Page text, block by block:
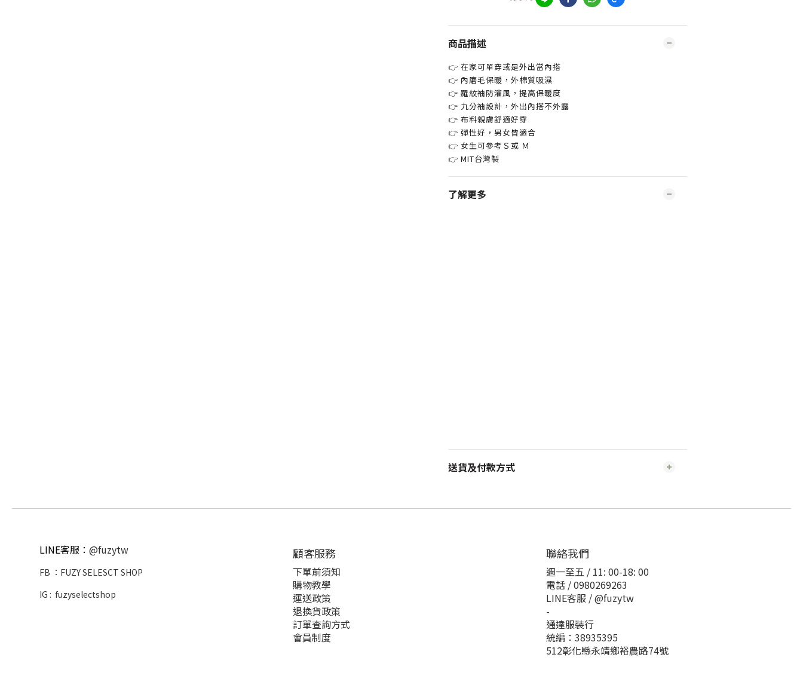
商品描述
👉 在家可單穿或是外出當內搭
👉 內磨毛保暖，外棉質吸濕
👉 羅紋袖防灌風，提高保暖度
👉 九分袖設計，外出內搭不外露
👉 布料親膚舒適好穿
👉 彈性好，男女皆適合
👉 女生可參考Ｓ或 Ｍ
👉 MIT台灣製
了解更多
送貨及付款方式
LINE客服： @fuzytw
FB ： FUZY SELESCT SHOP
IG : fuzyselectshop
顧客服務
下單前須知
購物教學
運送政策
退換貨政策
訂單查詢方式
會員制度
聯絡我們
週一至五 / 11: 00-18: 00
電話 / 0980269263
LINE客服 / @fuzytw
-
通達服裝行
統編：38935395
512彰化縣永靖鄉裕農路74號